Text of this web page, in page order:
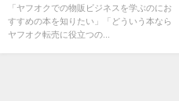
「ヤフオクでの物販ビジネスを学ぶのにお
すすめの本を知りたい」「どういう本なら
ヤフオク転売に役立つの...